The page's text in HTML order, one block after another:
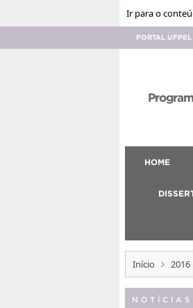
Ir para o
PORTAL UFPEL
HOME
Início 2016
NOTÍCIAS